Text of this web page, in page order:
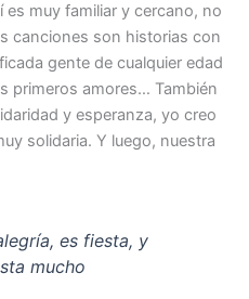
muy familiar y cercano, no
canciones son historias con
gente de cualquier edad
primeros amores… También
y esperanza, yo creo
solidaria. Y luego, nuestra
es fiesta, y
mucho